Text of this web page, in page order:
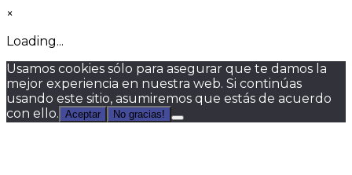
×
Loading...
Usamos cookies sólo para asegurar que te damos la
mejor experiencia en nuestra web. Si continúas
usando este sitio, asumiremos que estás de acuerdo
con ello. Aceptar No gracias!